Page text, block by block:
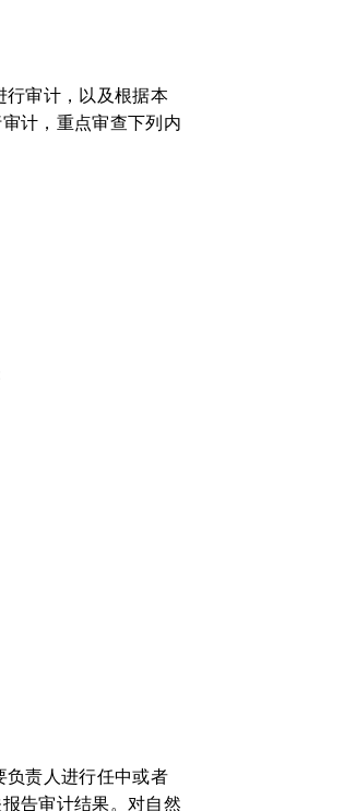
行审计，以及根据本
计，重点审查下列内
负责人进行任中或者
告审计结果。对自然